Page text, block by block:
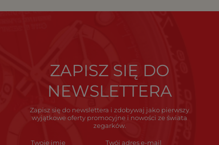
ZAPISZ SIĘ DO
NEWSLETTERA
Zapisz się do newslettera i zdobywaj jako pierwszy
wyjątkowe oferty promocyjne i nowości ze świata
zegarków.